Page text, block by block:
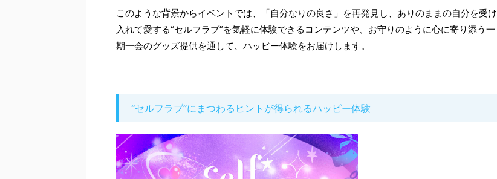
このような背景からイベントでは、「自分なりの良さ」を再発見し、ありのままの自分を受け
入れて愛する“セルフラブ”を気軽に体験できるコンテンツや、お守りのように心に寄り添う一
期一会のグッズ提供を通して、ハッピー体験をお届けします。
“セルフラブ”にまつわるヒントが得られるハッピー体験